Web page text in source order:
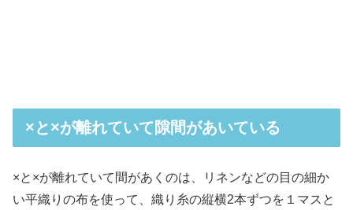
×と×が離れていて隙間があいている
×と×が離れていて間があくのは、リネンなどの目の細か
い平織りの布を使って、織り糸の縦横2本ずつを１マスと